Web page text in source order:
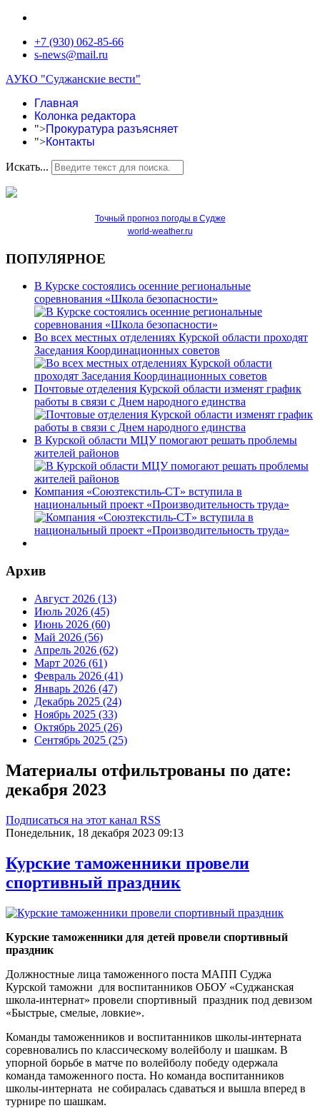
+7 (930) 062-85-66
s-news@mail.ru
АУКО "Суджанские вести"
Главная
Колонка редактора
">Прокуратура разъясняет
">Контакты
Искать...
Точный прогноз погоды в Судже
world-weather.ru
ПОПУЛЯРНОЕ
В Курске состоялись осенние региональные
соревнования «Школа безопасности»
Во всех местных отделениях Курской области проходят
Заседания Координационных советов
Почтовые отделения Курской области изменят график
работы в связи с Днем народного единства
В Курской области МЦУ помогают решать проблемы
жителей районов
Компания «Союзтекстиль-СТ» вступила в
национальный проект «Производительность труда»
Архив
Август 2026 (13)
Июль 2026 (45)
Июнь 2026 (60)
Май 2026 (56)
Апрель 2026 (62)
Март 2026 (61)
Февраль 2026 (41)
Январь 2026 (47)
Декабрь 2025 (24)
Ноябрь 2025 (33)
Октябрь 2025 (26)
Сентябрь 2025 (25)
Материалы отфильтрованы по дате:
декабря 2023
Подписаться на этот канал RSS
Понедельник, 18 декабря 2023 09:13
Курские таможенники провели
спортивный праздник
Курские таможенники для детей провели спортивный
праздник
Должностные лица таможенного поста МАПП Суджа
Курской таможни для воспитанников ОБОУ «Суджанская
школа-интернат» провели спортивный праздник под девизом
«Быстрые, смелые, ловкие».
Команды таможенников и воспитанников школы-интерната
соревновались по классическому волейболу и шашкам. В
упорной борьбе в матче по волейболу победу одержала
команда таможенного поста. Но команда воспитанников
школы-интерната не собиралась сдаваться и вышла вперед в
турнире по шашкам.